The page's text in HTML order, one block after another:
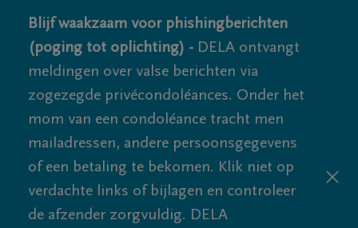
Blijf waakzaam voor phishingberichten
(poging tot oplichting) - DELA ontvangt
meldingen over valse berichten via
zogezegde privécondoléances. Onder het
mom van een condoléance tracht men
mailadressen, andere persoonsgegevens
of een betaling te bekomen. Klik niet op
verdachte links of bijlagen en controleer
de afzender zorgvuldig. DELA